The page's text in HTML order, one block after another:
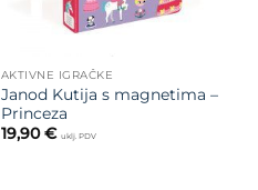
AKTIVNE IGRAČKE
Janod Kutija s magnetima –
Princeza
19,90€ uklj. PDV